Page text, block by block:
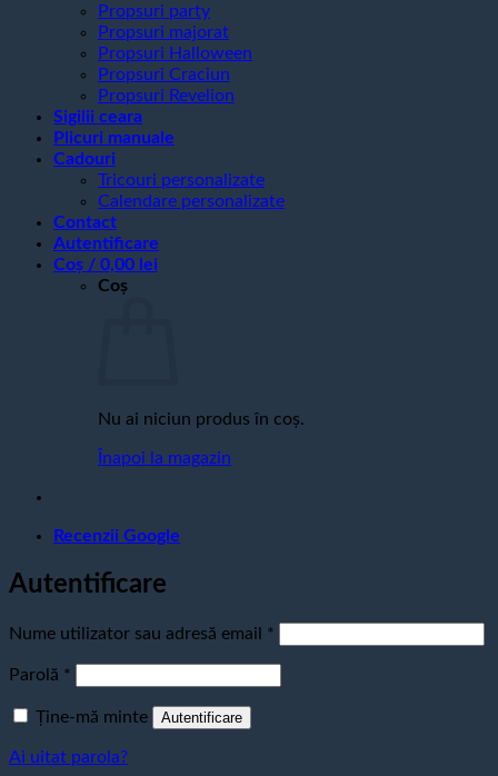
Propsuri party
Propsuri majorat
Propsuri Halloween
Propsuri Craciun
Propsuri Revelion
Sigilii ceara
Plicuri manuale
Cadouri
Tricouri personalizate
Calendare personalizate
Contact
Autentificare
Coș / 0,00 lei
Coș
Nu ai niciun produs în coș.
Înapoi la magazin
Recenzii Google
Autentificare
Nume utilizator sau adresă email *
Parolă *
Ține-mă minte Autentificare
Ai uitat parola?